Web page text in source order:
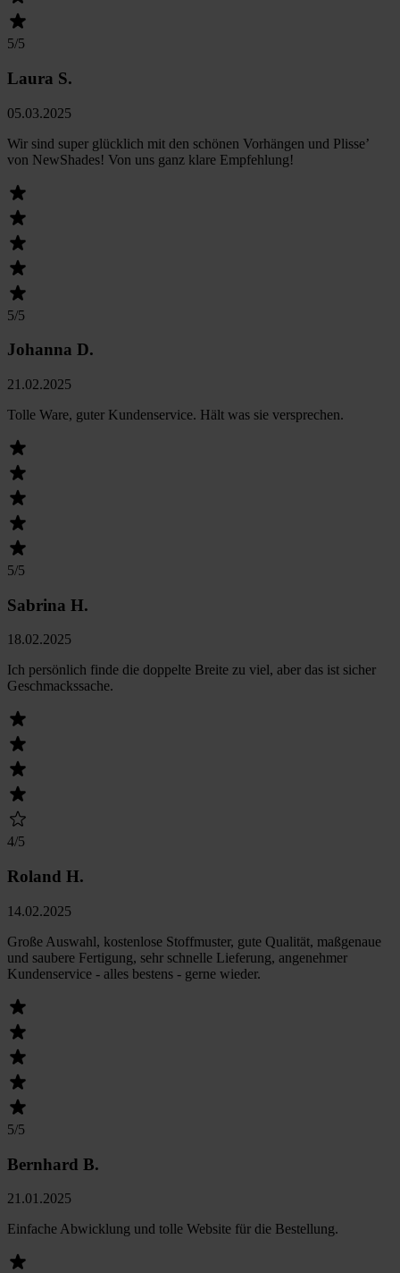
5/5
Laura S.
05.03.2025
Wir sind super glücklich mit den schönen Vorhängen und Plisse’
von NewShades! Von uns ganz klare Empfehlung!
5/5
Johanna D.
21.02.2025
Tolle Ware, guter Kundenservice. Hält was sie versprechen.
5/5
Sabrina H.
18.02.2025
Ich persönlich finde die doppelte Breite zu viel, aber das ist sicher
Geschmackssache.
4/5
Roland H.
14.02.2025
Große Auswahl, kostenlose Stoffmuster, gute Qualität, maßgenaue
und saubere Fertigung, sehr schnelle Lieferung, angenehmer
Kundenservice - alles bestens - gerne wieder.
5/5
Bernhard B.
21.01.2025
Einfache Abwicklung und tolle Website für die Bestellung.